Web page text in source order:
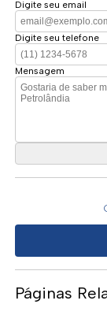
Digite seu email
Digite seu telefone
Mensagem
Páginas